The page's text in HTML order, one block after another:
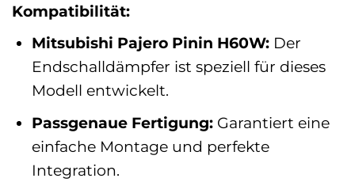
Kompatibilität:
Mitsubishi Pajero Pinin H60W:Der
Endschalldämpfer ist speziell für dieses
Modell entwickelt.
Passgenaue Fertigung:Garantiert eine
einfache Montage und perfekte
Integration.